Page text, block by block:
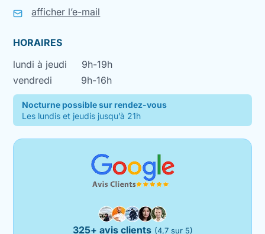
afficher l’e-mail
HORAIRES
lundi à jeudi
9h-19h
vendredi
9h-16h
Nocturne possible sur rendez-vous
Les lundis et jeudis jusqu’à 21h
325+ avis clients (4,7 sur 5)